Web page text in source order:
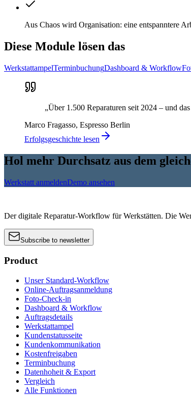
Aus Chaos wird Organisation: eine entspanntere
Diese Module lösen das
WerkstattampelTerminbuchungDashboard & Workflow
„Über 1.500 Reparaturen seit 2024 – und
Marco Fragasso, Espresso Berlin
Erfolgsgeschichte lesen
Hol mehr Durchsatz aus dem
Werkstatt anmeldenDemo ansehen
Der digitale Reparatur-Workflow für Werkstätten. Die
Subscribe to newsletter
Product
Unser Standard-Workflow
Online-Auftragsanmeldung
Foto-Check-in
Dashboard & Workflow
Auftragsdetails
Werkstattampel
Kundenstatusseite
Kundenkommunikation
Kostenfreigaben
Terminbuchung
Datenhoheit & Export
Vergleich
Alle Funktionen